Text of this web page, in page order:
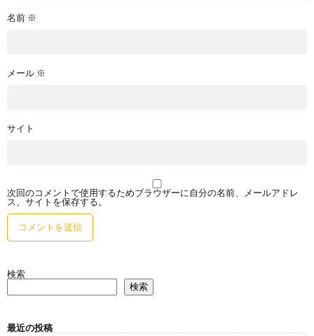
名前 ※
メール ※
サイト
次回のコメントで使用するためブラウザーに自分の名前、メールアドレ
ス、サイトを保存する。
検索
検索
最近の投稿